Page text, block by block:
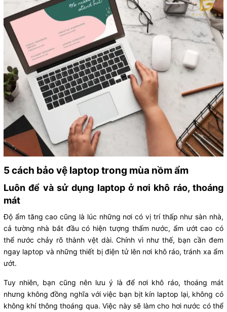
5 cách bảo vệ laptop trong mùa nồm ẩm
Luôn để và sử dụng laptop ở nơi khô ráo, thoáng
mát
Độ ẩm tăng cao cũng là lúc những nơi có vị trí thấp như sàn nhà,
cả tường nhà bắt đầu có hiện tượng thấm nước, ẩm ướt cao có
thể nước chảy rõ thành vệt dài. Chính vì như thế, bạn cần đem
ngay laptop và những thiết bị điện tử lên nơi khô ráo, tránh xa ẩm
ướt.
Tuy nhiên, bạn cũng nên lưu ý là để nơi khô ráo, thoáng mát
nhưng không đồng nghĩa với việc bạn bịt kín laptop lại, không có
không khí thông thoáng qua. Việc này sẽ làm cho hơi nước có thể